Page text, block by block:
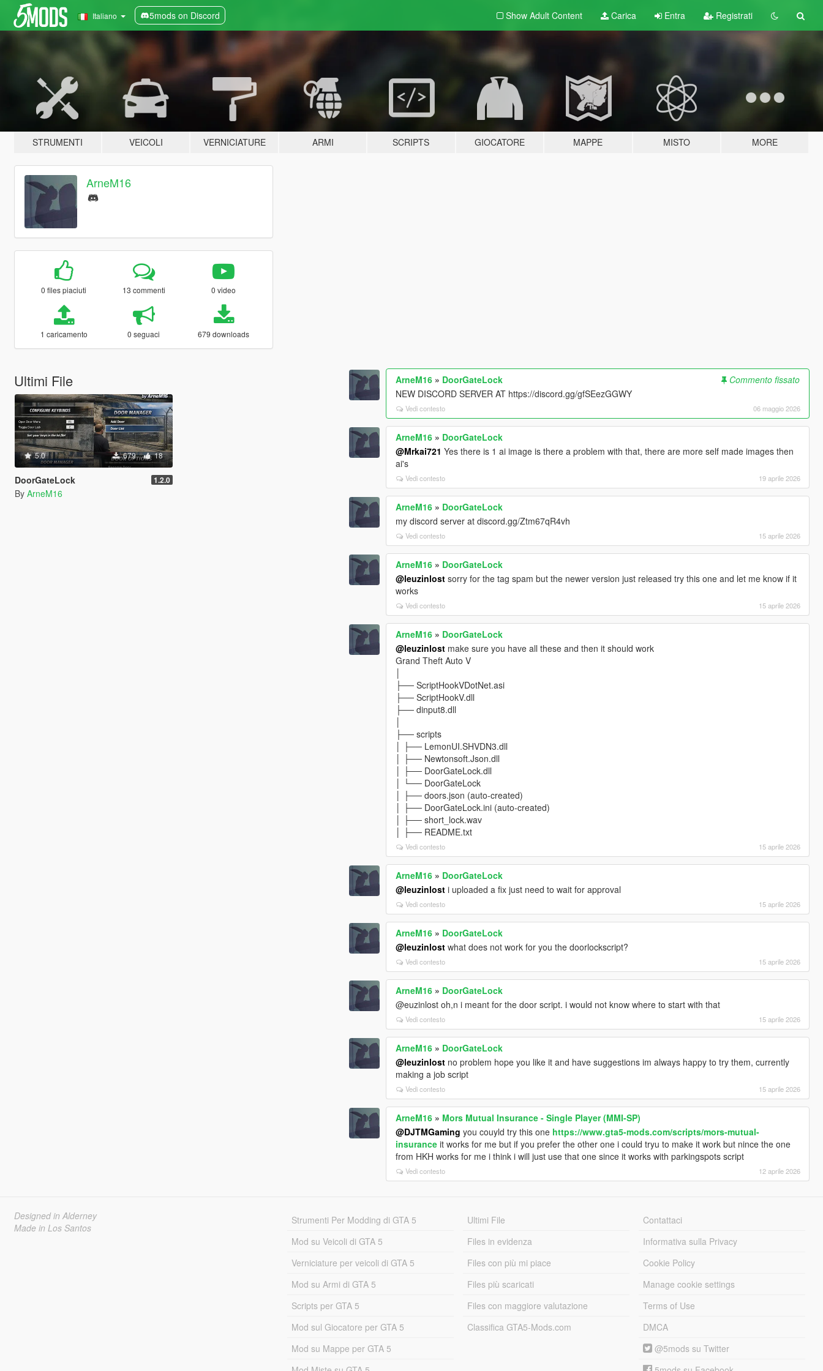
Italiano 5mods on Discord Show Adult Content Carica Entra Registrati
STRUMENTI VEICOLI VERNICIATURE ARMI SCRIPTS GIOCATORE MAPPE MISTO MORE
ArneM16
0 files piaciuti 13 commenti 0 video
1 caricamento 0 seguaci 679 downloads
Ultimi File
5.0 679 18
DoorGateLock 1.2.0
By ArneM16
ArneM16 » DoorGateLock
Commento fissato
NEW DISCORD SERVER AT https://discord.gg/gfSEezGGWY
Vedi contesto 06 maggio 2026
ArneM16 » DoorGateLock
@Mrkai721 Yes there is 1 ai image is there a problem with that, there are more self made images then
ai's
Vedi contesto 19 aprile 2026
ArneM16 » DoorGateLock
my discord server at discord.gg/Ztm67qR4vh
Vedi contesto 15 aprile 2026
ArneM16 » DoorGateLock
@leuzinlost sorry for the tag spam but the newer version just released try this one and let me know if it
works
Vedi contesto 15 aprile 2026
ArneM16 » DoorGateLock
@leuzinlost make sure you have all these and then it should work
Grand Theft Auto V
│
├── ScriptHookVDotNet.asi
├── ScriptHookV.dll
├── dinput8.dll
│
├── scripts
│ ├── LemonUI.SHVDN3.dll
│ ├── Newtonsoft.Json.dll
│ ├── DoorGateLock.dll
│ └── DoorGateLock
│ ├── doors.json (auto-created)
│ ├── DoorGateLock.ini (auto-created)
│ ├── short_lock.wav
│ ├── README.txt
Vedi contesto 15 aprile 2026
ArneM16 » DoorGateLock
@leuzinlost i uploaded a fix just need to wait for approval
Vedi contesto 15 aprile 2026
ArneM16 » DoorGateLock
@leuzinlost what does not work for you the doorlockscript?
Vedi contesto 15 aprile 2026
ArneM16 » DoorGateLock
@euzinlost oh,n i meant for the door script. i would not know where to start with that
Vedi contesto 15 aprile 2026
ArneM16 » DoorGateLock
@leuzinlost no problem hope you like it and have suggestions im always happy to try them, currently
making a job script
Vedi contesto 15 aprile 2026
ArneM16 » Mors Mutual Insurance - Single Player (MMI-SP)
@DJTMGaming you couyld try this one https://www.gta5-mods.com/scripts/mors-mutual-
insurance it works for me but if you prefer the other one i could tryu to make it work but nince the one
from HKH works for me i think i will just use that one since it works with parkingspots script
Vedi contesto 12 aprile 2026
Designed in Alderney
Made in Los Santos
Strumenti Per Modding di GTA 5
Mod su Veicoli di GTA 5
Verniciature per veicoli di GTA 5
Mod su Armi di GTA 5
Scripts per GTA 5
Mod sul Giocatore per GTA 5
Mod su Mappe per GTA 5
Ultimi File
Files in evidenza
Files con più mi piace
Files più scaricati
Files con maggiore valutazione
Classifica GTA5-Mods.com
Contattaci
Informativa sulla Privacy
Cookie Policy
Manage cookie settings
Terms of Use
DMCA
@5mods su Twitter